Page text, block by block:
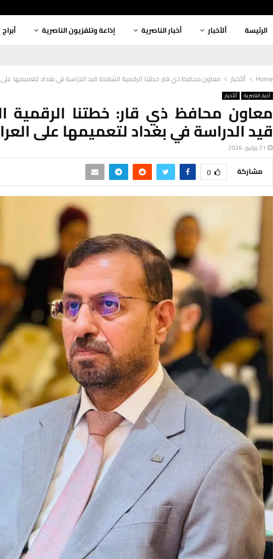
الرئيسة ألأخبار أخبار الناصرية إذاعة وتلفزيون الناصرية أبراج
Home ألأخبار معاون محافظ ذي قار: خطتنا الرقمية الشاملة قيد الدراسة في بغداد لتعميمها
أخبار الناصرية ألأخبار
معاون محافظ ذي قار: خطتنا الرقمية
قيد الدراسة في بغداد لتعميمها على
21 يونيو، 2026
مشاركة 0